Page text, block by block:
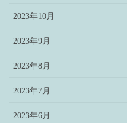
2023年10月
2023年9月
2023年8月
2023年7月
2023年6月